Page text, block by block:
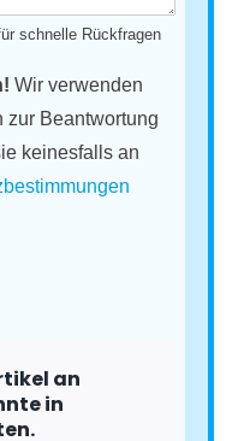
schnelle Rückfragen
Wir verwenden
zur Beantwortung
keinesfalls an
an
in